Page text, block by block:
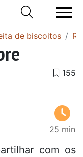
de biscoitos
25 min
com os